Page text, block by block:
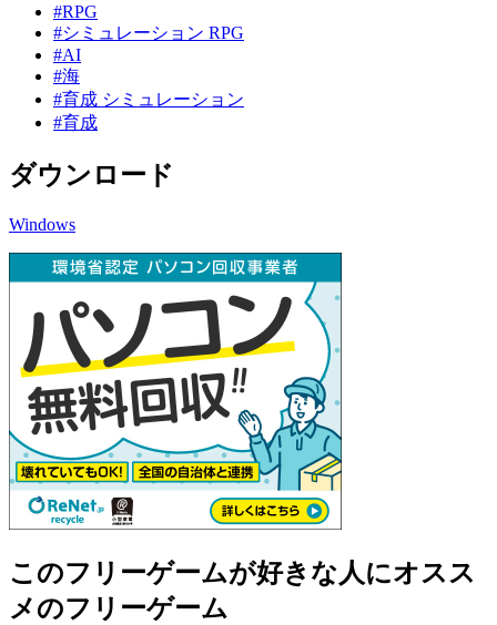
#RPG
#シミュレーション RPG
#AI
#海
#育成 シミュレーション
#育成
ダウンロード
Windows
このフリーゲームが好きな人にオスス
メのフリーゲーム